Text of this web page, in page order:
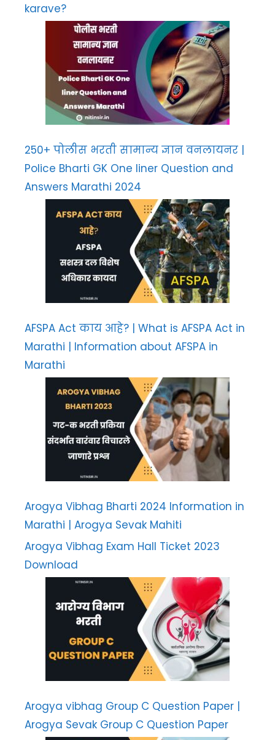
karave?
250+ पोलीस भरती सामान्य ज्ञान वनलायनर |
Police Bharti GK One liner Question and
Answers Marathi 2024
AFSPA Act काय आहे? | What is AFSPA Act in
Marathi | Information about AFSPA in
Marathi
Arogya Vibhag Bharti 2024 Information in
Marathi | Arogya Sevak Mahiti
Arogya Vibhag Exam Hall Ticket 2023
Download
Arogya vibhag Group C Question Paper |
Arogya Sevak Group C Question Paper